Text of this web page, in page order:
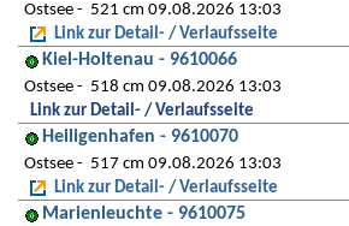
Ostsee
521 cm 09.08.2026 13:03
Link zur Detail- / Verlaufsseite
Kiel-Holtenau - 9610066
Ostsee
518 cm 09.08.2026 13:03
Link zur Detail- / Verlaufsseite
Heiligenhafen - 9610070
Ostsee
517 cm 09.08.2026 13:03
Link zur Detail- / Verlaufsseite
Marienleuchte - 9610075